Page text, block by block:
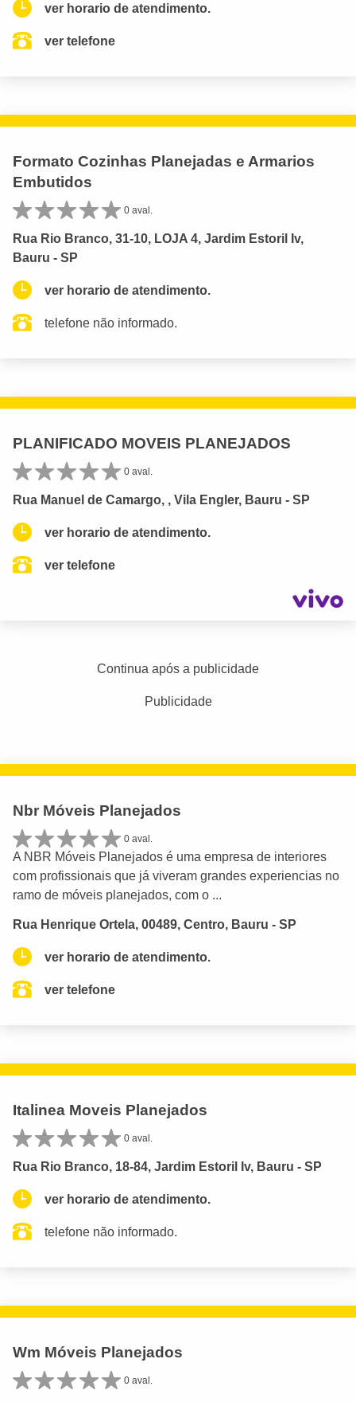
ver horario de atendimento.
ver telefone
Formato Cozinhas Planejadas e Armarios
Embutidos
0 aval.
Rua Rio Branco, 31-10, LOJA 4, Jardim Estoril Iv,
Bauru - SP
ver horario de atendimento.
telefone não informado.
PLANIFICADO MOVEIS PLANEJADOS
0 aval.
Rua Manuel de Camargo, , Vila Engler, Bauru - SP
ver horario de atendimento.
ver telefone
Continua após a publicidade
Publicidade
Nbr Móveis Planejados
0 aval.
A NBR Móveis Planejados é uma empresa de interiores
com profissionais que já viveram grandes experiencias no
ramo de móveis planejados, com o ...
Rua Henrique Ortela, 00489, Centro, Bauru - SP
ver horario de atendimento.
ver telefone
Italinea Moveis Planejados
0 aval.
Rua Rio Branco, 18-84, Jardim Estoril Iv, Bauru - SP
ver horario de atendimento.
telefone não informado.
Wm Móveis Planejados
0 aval.